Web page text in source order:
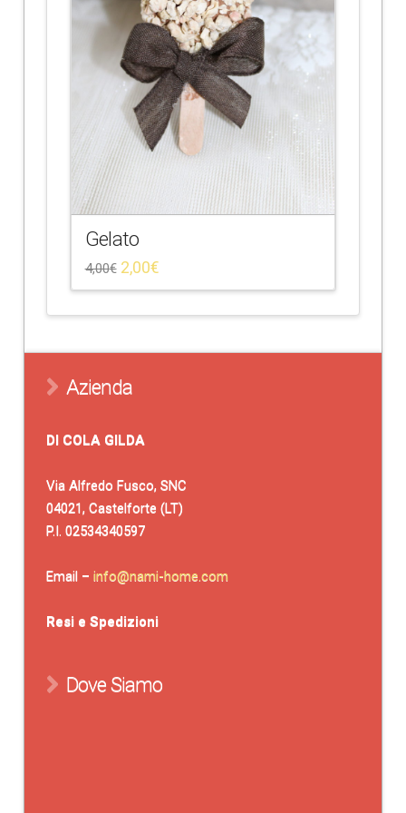
Gelato
4,00€ 2,00€
Azienda
DI COLA GILDA
Via Alfredo Fusco, SNC
04021, Castelforte (LT)
P.I. 02534340597
Email – info@nami-home.com
Resi e Spedizioni
Dove Siamo